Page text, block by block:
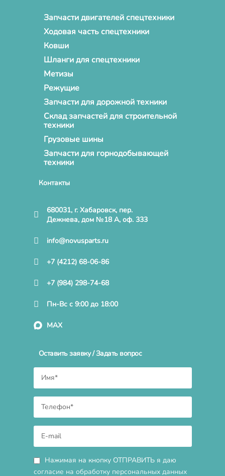
Запчасти двигателей спецтехники
Ходовая часть спецтехники
Ковши
Шланги для спецтехники
Метизы
Режущие
Запчасти для дорожной техники
Склад запчастей для строительной
техники
Грузовые шины
Запчасти для горнодобывающей
техники
Контакты
680031, г. Хабаровск, пер.
Дежнева, дом №18 А, оф. 333
info@novusparts.ru
+7 (4212) 68-06-86
+7 (984) 298-74-68
Пн-Вс с 9:00 до 18:00
MAX
Оставить заявку / Задать вопрос
Нажимая на кнопку ОТПРАВИТЬ я даю
согласие на обработку персональных данных